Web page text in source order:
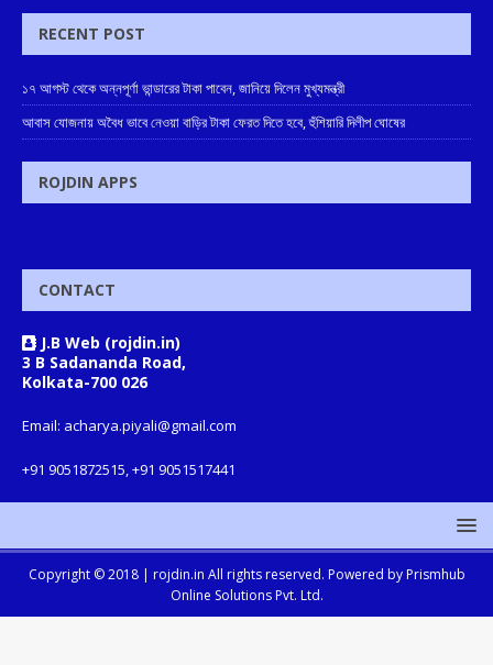
RECENT POST
১৭ আগস্ট থেকে অন্নপূর্ণা ভান্ডারের টাকা পাবেন, জানিয়ে দিলেন মুখ্যমন্ত্রী
আবাস যোজনায় অবৈধ ভাবে নেওয়া বাড়ির টাকা ফেরত দিতে হবে, হুঁশিয়ারি দিলীপ ঘোষের
ROJDIN APPS
CONTACT
J.B Web (rojdin.in)
3 B Sadananda Road,
Kolkata-700 026
Email: acharya.piyali@gmail.com
+91 9051872515, +91 9051517441
Copyright © 2018 | rojdin.in All rights reserved. Powered by Prismhub
Online Solutions Pvt. Ltd.